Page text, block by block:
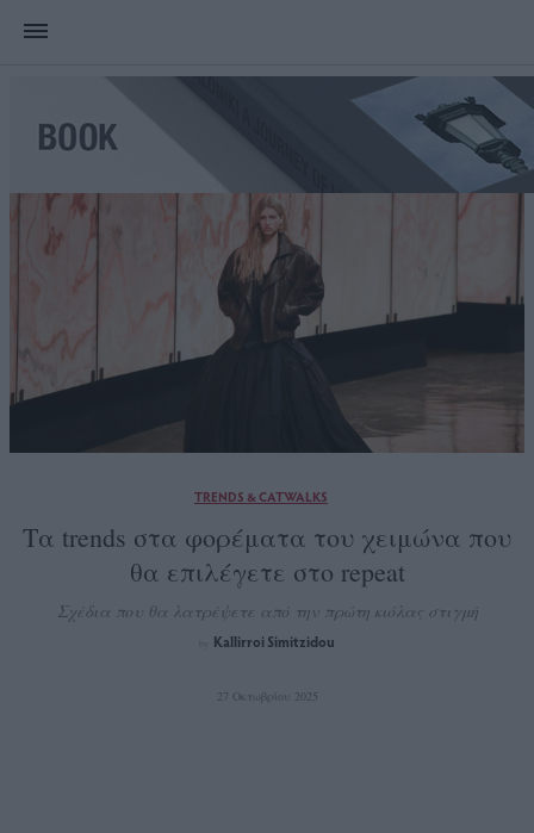
TRENDS & CATWALKS
Τα trends στα φορέματα του χειμώνα που
θα επιλέγετε στο repeat
Σχέδια που θα λατρέψετε από την πρώτη κιόλας στιγμή
Kallirroi Simitzidou
27 Οκτωβρίου 2025